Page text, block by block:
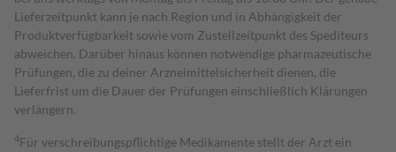
Lieferzeitpunkt kann je nach Region und in Abhängigkeit der
Produktverfügbarkeit sowie vom Zustellzeitpunkt des Spediteurs
abweichen. Darüber hinaus können notwendige pharmazeutische
Prüfungen, die zu deiner Arzneimittelsicherheit dienen, die
Lieferfrist um die Dauer der Prüfungen einschließlich Klärungen
verlängern.
4Für verschreibungspflichtige Medikamente stellt der Arzt ein